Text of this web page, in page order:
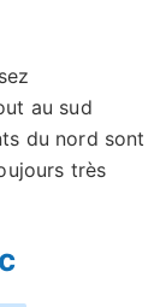
au sud
du nord sont
très